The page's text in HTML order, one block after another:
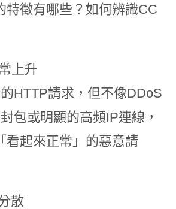
特徵有哪些？如何辨識CC
上升
HTTP請求，但不像DDoS
包或明顯的高頻IP連線，
看起來正常」的惡意請
散